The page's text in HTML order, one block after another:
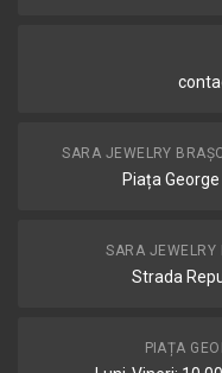
SARA JEWELRY
Piața
SARA JEWELRY
Strada
PIAȚA